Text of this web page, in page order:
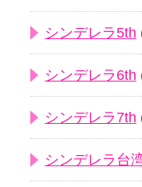
シンデレラ5th
シンデレラ6th
シンデレラ7th
シンデレラ台